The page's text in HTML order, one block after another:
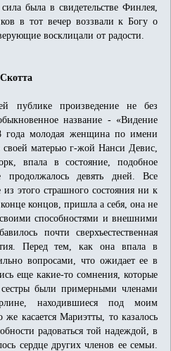
была в свидетельстве Финлея,
в тот вечер воззвали к Богу о
восклицали от радости.
публике произведение не без
название - «Видение
года молодая женщина по имени
матерью г-жой Нанси Девис,
впала в состояние, подобное
продолжалось девять дней. Все
этого страшного состояния ни к
концов, пришла а себя, она не
способностями и внешними
почти сверхъестественная
Перед тем, как она впала в
вопросами, что ожидает ее в
еще какие-то сомнения, которые
были примерными членами
находившиеся под моим
касается Мариэтты, то казалось
радоваться той надеждой, в
сердце других членов ее семьи.